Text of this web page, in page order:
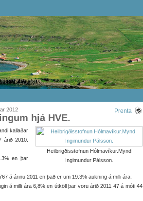
2012 Prenta
hjá HVE.
Heilbrigðisstofnun Hólmavíkur.Mynd
Ingimundur Pálsson.
kallaðar
árið 2010.
en þar
á árinu 2011 en það er um 19.3% aukning á milli ára.
á milli ára 6,8%,en útköll þar voru árið 2011 47 á móti 44